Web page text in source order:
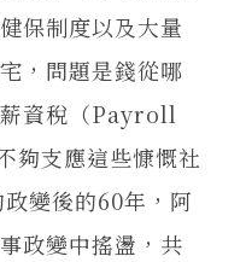
保制度以及大量
，問題是錢從哪
資稅（Payroll
夠支應這些慷慨社
變後的60年，阿
政變中搖盪，共